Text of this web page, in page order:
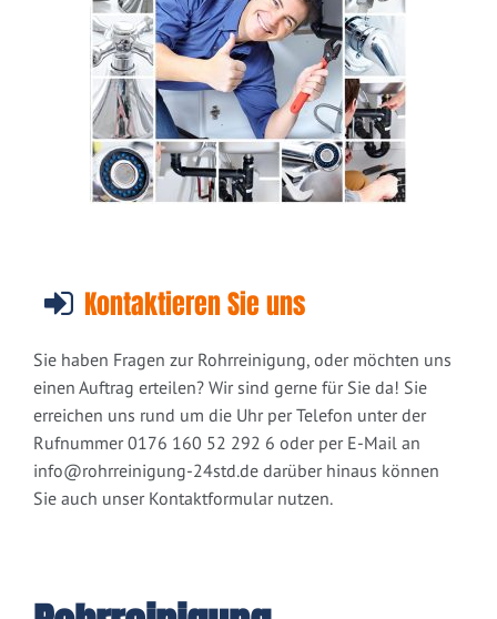
Kontaktieren Sie uns
Sie haben Fragen zur Rohrreinigung, oder möchten uns
einen Auftrag erteilen? Wir sind gerne für Sie da! Sie
erreichen uns rund um die Uhr per Telefon unter der
Rufnummer 0176 160 52 292 6 oder per E-Mail an
info@rohrreinigung-24std.de darüber hinaus können
Sie auch unser Kontaktformular nutzen.